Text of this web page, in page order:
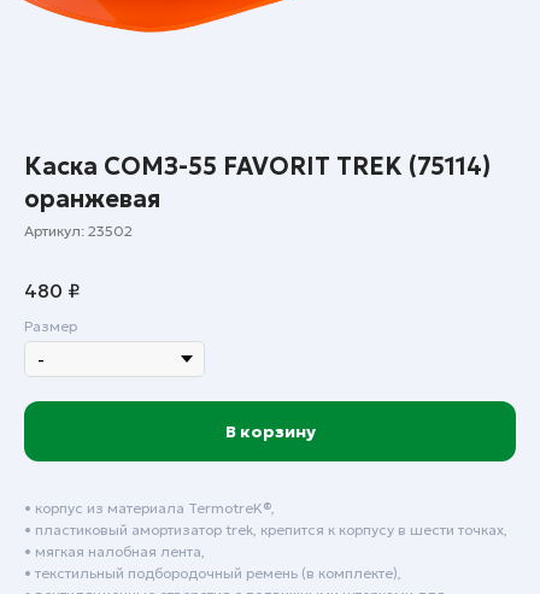
Каска СОМЗ-55 FAVORIT TREK (75114)
оранжевая
Артикул: 23502
480 ₽
Размер
В корзину
• корпус из материала TermotreK®,
• пластиковый амортизатор trek, крепится к корпусу в шести точках,
• мягкая налобная лента,
• текстильный подбородочный ремень (в комплекте),